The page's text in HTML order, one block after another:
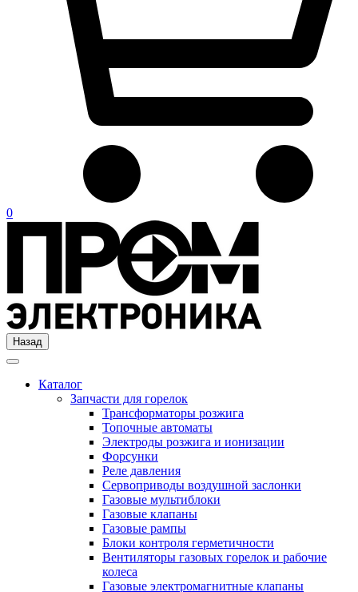
0
Назад
Каталог
Запчасти для горелок
Трансформаторы розжига
Топочные автоматы
Электроды розжига и ионизации
Форсунки
Реле давления
Сервоприводы воздушной заслонки
Газовые мультиблоки
Газовые клапаны
Газовые рампы
Блоки контроля герметичности
Вентиляторы газовых горелок и рабочие
колеса
Газовые электромагнитные клапаны